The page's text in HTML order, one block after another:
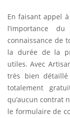
En faisant appel
l’importance
connaissance de
la durée de la
utiles. Avec
très bien
totalement
qu’aucun contrat
le formulaire de